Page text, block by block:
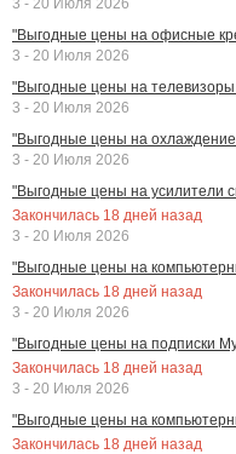
"Выгодные цены на офисные
3 - 20 Июля 2026
"Выгодные цены на телевизоры
3 - 20 Июля 2026
"Выгодные цены на
3 - 20 Июля 2026
"Выгодные цены на усилители
Закончилась 18 дней назад
3 - 20 Июля 2026
"Выгодные цены на
Закончилась 18 дней назад
3 - 20 Июля 2026
"Выгодные цены на подписки
Закончилась 18 дней назад
3 - 20 Июля 2026
"Выгодные цены на
Закончилась 18 дней назад